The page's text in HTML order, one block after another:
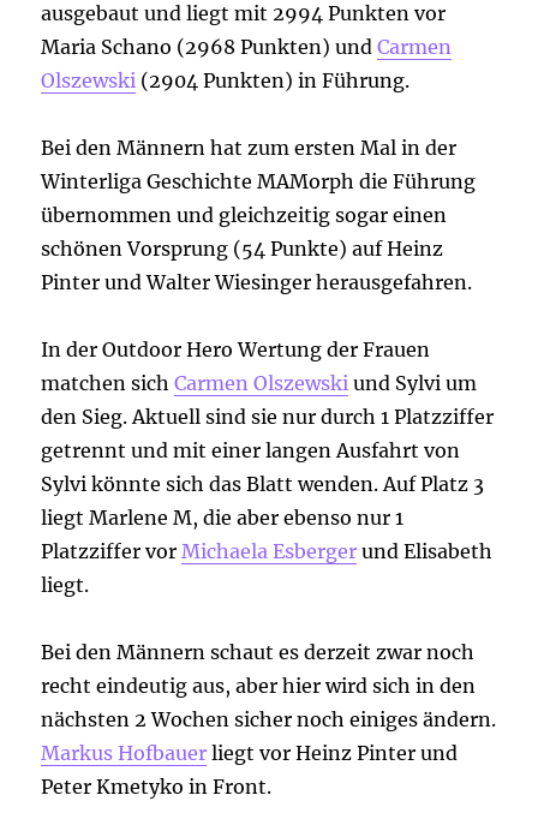
ausgebaut und liegt mit 2994 Punkten vor
Maria Schano (2968 Punkten) undCarmen
Olszewski (2904 Punkten) in Führung.
Bei den Männern hat zum ersten Mal in der
Winterliga Geschichte MAMorph die Führung
übernommen und gleichzeitig sogar einen
schönen Vorsprung (54 Punkte) auf Heinz
Pinter und Walter Wiesinger herausgefahren.
In der Outdoor Hero Wertung der Frauen
matchen sichCarmen Olszewski und Sylvi um
den Sieg. Aktuell sind sie nur durch 1 Platzziffer
getrennt und mit einer langen Ausfahrt von
Sylvi könnte sich das Blatt wenden. Auf Platz 3
liegt Marlene M, die aber ebenso nur 1
Platzziffer vorMichaela Esberger und Elisabeth
liegt.
Bei den Männern schaut es derzeit zwar noch
recht eindeutig aus, aber hier wird sich in den
nächsten 2 Wochen sicher noch einiges ändern.
Markus Hofbauer liegt vor Heinz Pinter und
Peter Kmetyko in Front.